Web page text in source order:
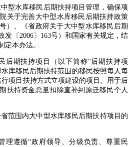
水库移民后期扶持项目管理，确保项
关于完善大中型水库移民后期扶持政策
）、《省政府关于大中型水库移民后期
发〔2006〕163号）和国家有关规定，结
定本办法。
期扶持项目（以下简称“后期扶持项
库移民后期扶持范围的移民按照每人每
项目扶持方式立项建设的项目。用于后
扶持资金总量扣除直补到原迁移民个人
围内大中型水库移民后期扶持项目的
遵循“政府领导、分级负责、尊重民